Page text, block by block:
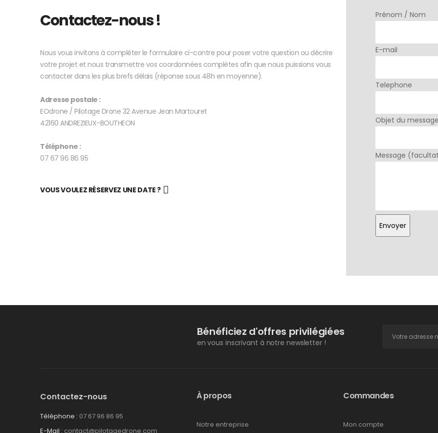
Contactez-nous !
Nous vous invitons à compléter le formulaire ci-contre pour poser votre question ou décrire
votre projet et nous transmettre vos coordonnées complètes afin que nous puissions vous
contacter dans les plus brefs délais (réponse sous 48h en moyenne).
Adresse postale :
EOdrone / Pilotage Drone 32 Avenue Jean Martouret
42160 ANDREZIEUX-BOUTHEON
Téléphone :
07 67 96 86 95
VOUS VOULEZ RÉSERVEZ UNE DATE ?
Prénom / Nom
E-mail
Telephone
Objet du message
Message
Envoyer
Bénéficiez d'offres privilégiées
en vous inscrivant à notre newsletter !
Contactez-nous
Téléphone : 07 67 96 86 95
E-Mail : contact@pilotagedrone.com
À propos
Notre entreprise
Commandes
Mon compte